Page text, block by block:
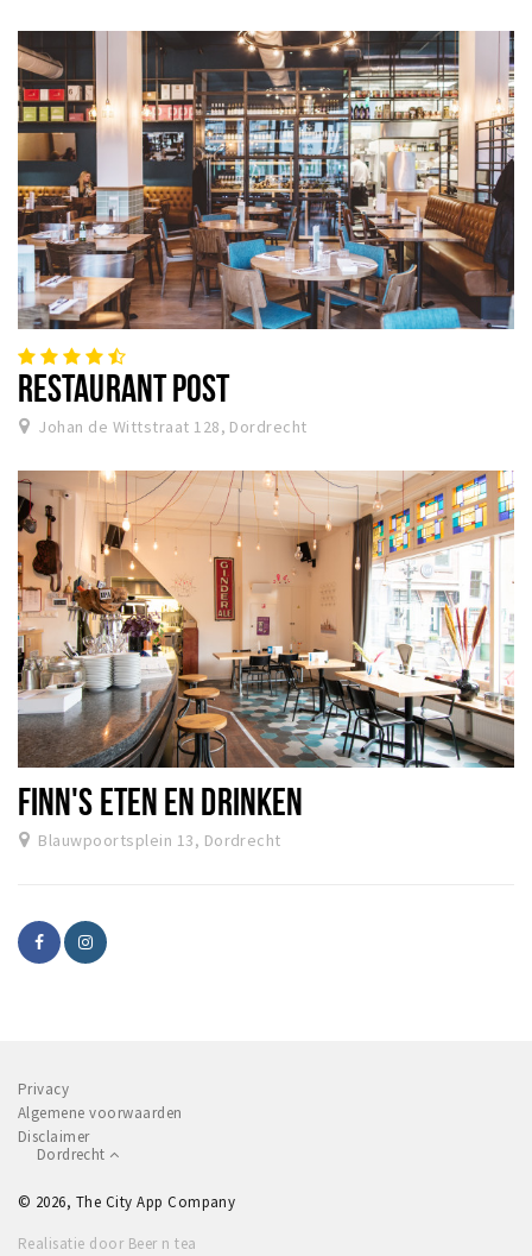
RESTAURANT POST
Johan de Wittstraat 128, Dordrecht
FINN'S ETEN EN DRINKEN
Blauwpoortsplein 13, Dordrecht
Privacy
Algemene voorwaarden
Disclaimer
Dordrecht
© 2026, The City App Company
Realisatie door Beer n tea